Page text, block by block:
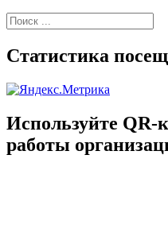
Найти:
Статистика
Используйте QR-
работы